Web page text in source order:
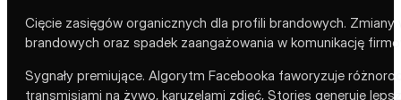
Cięcie zasięgów organicznych dla profili brandowych.
brandowych oraz spadek zaangażowania w komunikację
Sygnały premiujące. Algorytm Facebooka faworyzuje
transmisjami na żywo, karuzelami zdjęć, Stories generuje